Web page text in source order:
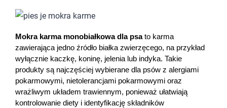
Higiena
Kosmetyki
Mężczyzna
Zdrowy styl życia
Mokra karma monobiałkowa dla psa to karma
zawierająca jedno źródło białka zwierzęcego, na przykład
wyłącznie kaczkę, koninę, jelenia lub indyka. Takie
produkty są najczęściej wybierane dla psów z alergiami
pokarmowymi, nietolerancjami pokarmowymi oraz
wrażliwym układem trawiennym, ponieważ ułatwiają
kontrolowanie diety i identyfikację składników